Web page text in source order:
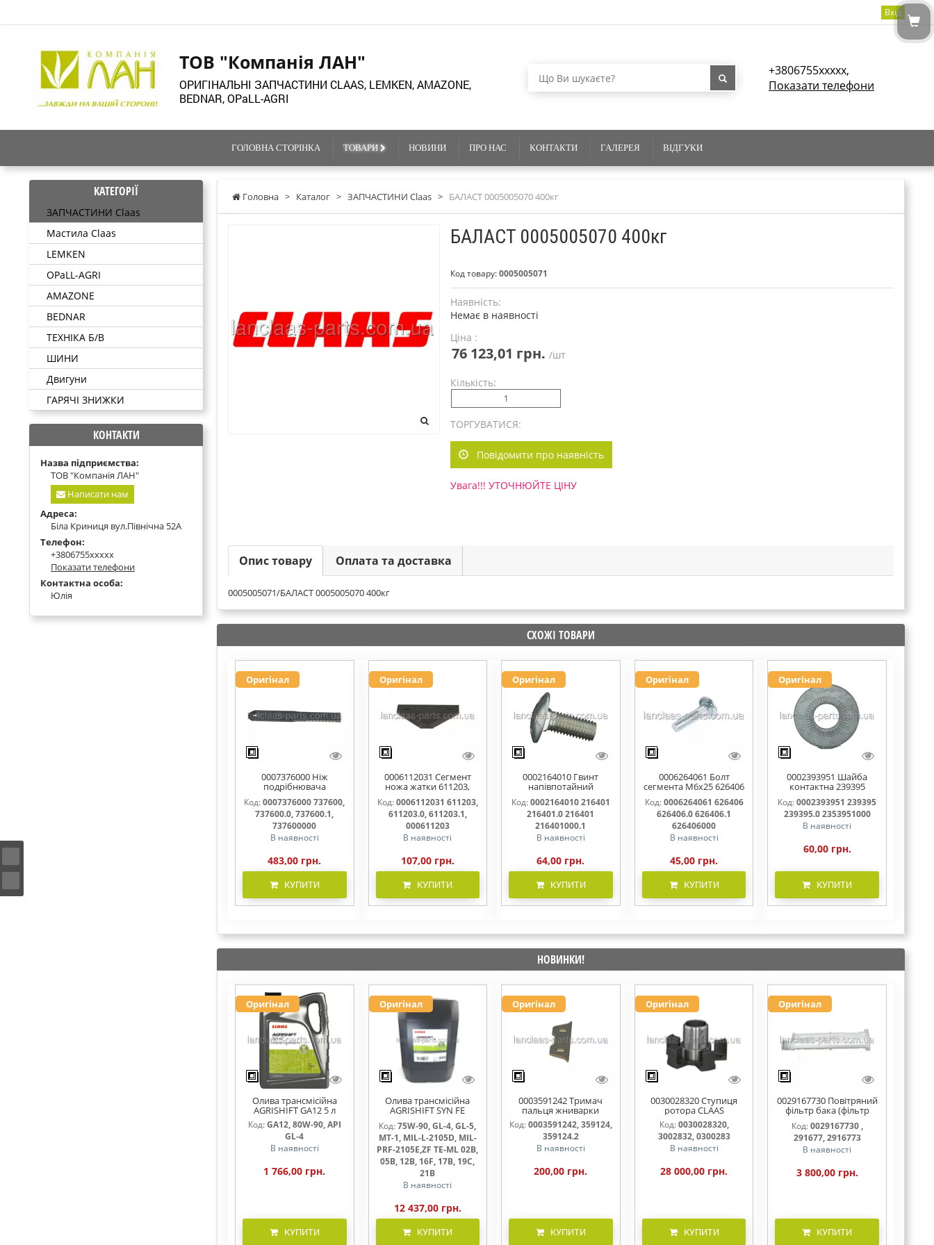
Вхід
ТОВ "Компанія ЛАН"
ОРИГІНАЛЬНІ ЗАПЧАСТИНИ CLAAS, LEMKEN, AMAZONE,
BEDNAR, OPaLL-AGRI
+3806755xxxxx,
Показати телефони
ГОЛОВНА СТОРІНКА ТОВАРИ НОВИНИ ПРО НАС КОНТАКТИ ГАЛЕРЕЯ ВІДГУКИ
Головна > Каталог > ЗАПЧАСТИНИ Claas > БАЛАСТ 0005005070 400кг
БАЛАСТ 0005005070 400кг
Код товару:0005005071
Наявність:
Немає в наявності
Ціна :
76 123,01 грн. /шт
Кількість:
ТОРГУВАТИСЯ:
Повідомити про наявність
Увага!!! УТОЧНЮЙТЕ ЦІНУ
Опис товару Оплата та доставка
0005005071/БАЛАСТ 0005005070 400кг
СХОЖІ ТОВАРИ
Оригінал
0007376000 Ніж
подрібнювача
соломи,рухомий
737600, 737600.0,
737600.1, 737600000
Код:0007376000 737600,
737600.0, 737600.1,
737600000
В наявності
483,00 грн.
КУПИТИ
Оригінал
0006112031 Сегмент
ножа жатки 611203,
611203.0, 611203.1,
000611203
Код:0006112031 611203,
611203.0, 611203.1,
000611203
В наявності
107,00 грн.
КУПИТИ
Оригінал
0002164010 Гвинт
напівпотайний
М10х25х20 216401
216401.0 216401.1
216401000
Код:0002164010 216401
216401.0 216401
216401000.1
В наявності
64,00 грн.
КУПИТИ
Оригінал
0006264061 Болт
сегмента М6х25 626406
626406.0 626406.1
626406000
Код: 0006264061 626406
626406.0 626406.1
626406000
В наявності
45,00 грн.
КУПИТИ
Оригінал
0002393951 Шайба
контактна 239395
239395.0 2353951000
Код:0002393951 239395
239395.0 2353951000
В наявності
60,00 грн.
КУПИТИ
НОВИНКИ!
Оригінал
Олива трансмісійна
AGRISHIFT GA12 5 л
Код:GA12, 80W-90, API
GL-4
В наявності
1 766,00 грн.
КУПИТИ
Оригінал
Олива трансмісійна
AGRISHIFT SYN FE
75W90 20л
Код:75W-90, GL-4, GL-5,
MT-1, MIL-L-2105D, MIL-
PRF-2105E,ZF TE-ML 02B,
05B, 12B, 16F, 17B, 19C,
21B
В наявності
12 437,00 грн.
КУПИТИ
Оригінал
0003591242 Тримач
пальця жниварки
Код:0003591242, 359124,
359124.2
В наявності
200,00 грн.
КУПИТИ
Оригінал
0030028320 Ступиця
ротора CLAAS
Код: 0030028320,
3002832, 0300283
В наявності
28 000,00 грн.
КУПИТИ
Оригінал
0029167730 Повітряний
фільтр бака (фільтр
AdBlue)
Код:0029167730 ,
291677, 2916773
В наявності
3 800,00 грн.
КУПИТИ
КАТЕГОРІЇ
ЗАПЧАСТИНИ Claas
Мастила Claas
LEMKEN
OPaLL-AGRI
AMAZONE
BEDNAR
ТЕХНІКА Б/В
ШИНИ
Двигуни
ГАРЯЧІ ЗНИЖКИ
КОНТАКТИ
Назва підприємства:
ТОВ "Компанія ЛАН"
Написати нам
Адреса:
Біла Криниця вул.Північна 52А
Телефон:
+3806755xxxxx
Показати телефони
Контактна особа:
Юлія